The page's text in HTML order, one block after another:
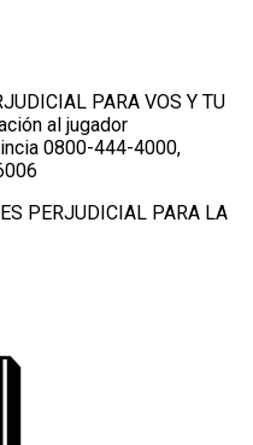
PARA VOS Y TU
al jugador
0800-444-4000,
PERJUDICIAL PARA LA